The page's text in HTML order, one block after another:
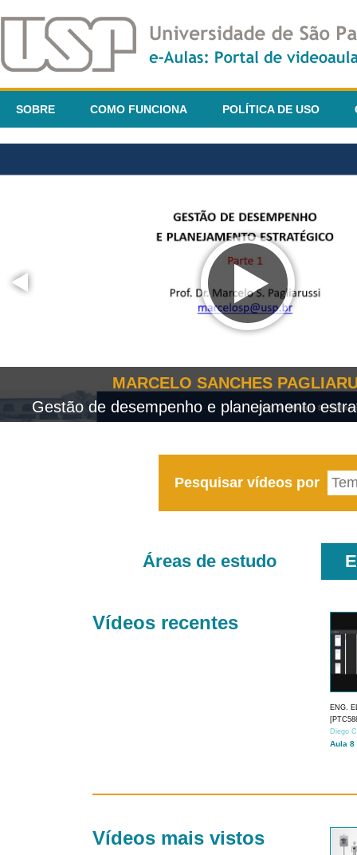
SOBRE COMO FUNCIONA POLÍTICA DE USO
MARCELO SANCHES
Gestão de desempenho e planejamento
Pesquisar vídeos por
Áreas de estudo
Vídeos recentes
ENG.
Diego
Aula 8
Vídeos mais vistos